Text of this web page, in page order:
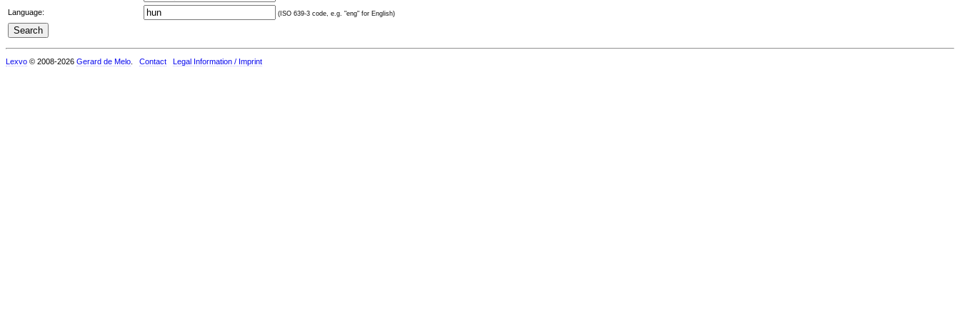
Language: (ISO 639-3 code, e.g. "eng" for English)
Lexvo © 2008-2026 Gerard de Melo Contact Legal Information / Imprint